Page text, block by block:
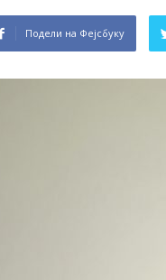
Подели на Фејсбуку